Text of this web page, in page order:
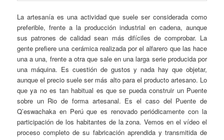
La artesanía es una actividad que suele ser considerada como
preferible, frente a la producción industrial en cadena, aunque
sus patrones de calidad sean más difíciles de comprobar. La
gente prefiere una cerámica realizada por el alfarero que las hace
una a una, frente a otra que sale en una larga serie producida por
una máquina. Es cuestión de gustos y nada hay que objetar,
aunque el precio suele ser más alto para el producto artesano. Lo
que ya no es tan habitual es que se pueda construir un Puente
sobre un Rio de forma artesanal. Es el caso del Puente de
Q’eswachaka en Perú que es renovado periódicamente con la
participación de los habitantes de la zona. Vemos en el vídeo el
proceso completo de su fabricación aprendida y transmitida de